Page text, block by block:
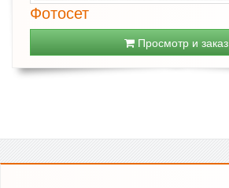
Фотосет
Просмотр и заказ